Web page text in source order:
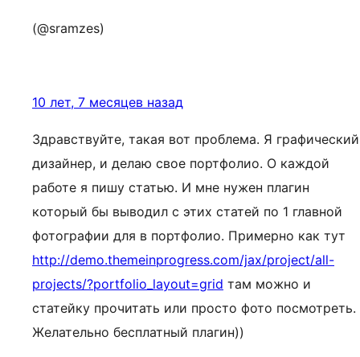
(@sramzes)
10 лет, 7 месяцев назад
Здравствуйте, такая вот проблема. Я графический
дизайнер, и делаю свое портфолио. О каждой
работе я пишу статью. И мне нужен плагин
который бы выводил с этих статей по 1 главной
фотографии для в портфолио. Примерно как тут
http://demo.themeinprogress.com/jax/project/all-
projects/?portfolio_layout=grid там можно и
статейку прочитать или просто фото посмотреть.
Желательно бесплатный плагин))